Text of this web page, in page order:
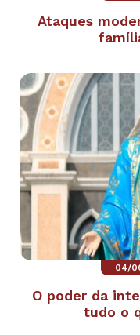
Ataques
04/
O poder da
tudo o